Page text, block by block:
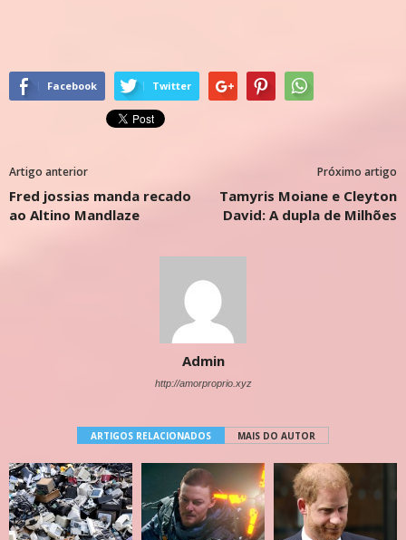
Facebook Twitter
Artigo anterior
Fred jossias manda recado
ao Altino Mandlaze
Próximo artigo
Tamyris Moiane e Cleyton
David: A dupla de Milhões
Admin
http://amorproprio.xyz
ARTIGOS RELACIONADOS MAIS DO AUTOR